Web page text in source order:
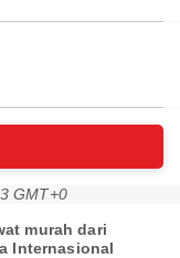
GMT+0
murah dari
Internasional